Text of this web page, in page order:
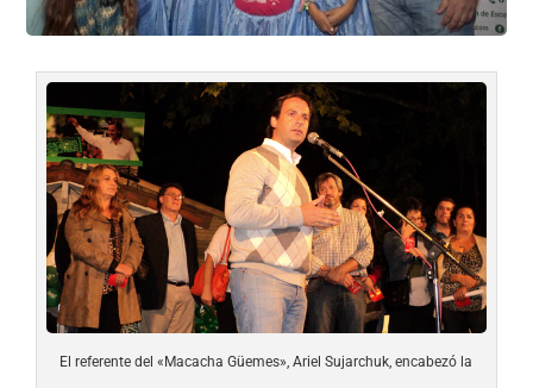
El referente del «Macacha Güemes», Ariel Sujarchuk, encabezó la